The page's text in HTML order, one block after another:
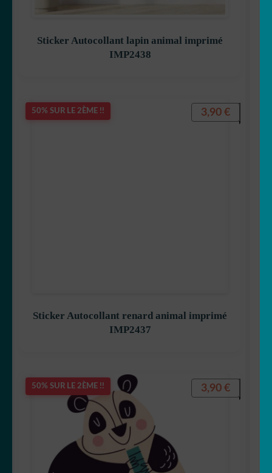
Sticker Autocollant lapin animal imprimé
IMP2438
50% SUR LE 2ÈME !!
Sticker Autocollant renard animal imprimé
IMP2437
3,90 €
50% SUR LE 2ÈME !! 3,90 €